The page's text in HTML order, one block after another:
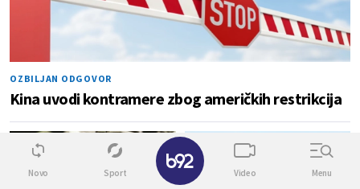
OZBILJAN ODGOVOR
Kina uvodi kontramere zbog američkih restrikcija
0
Novo Sport Video Menu
✕